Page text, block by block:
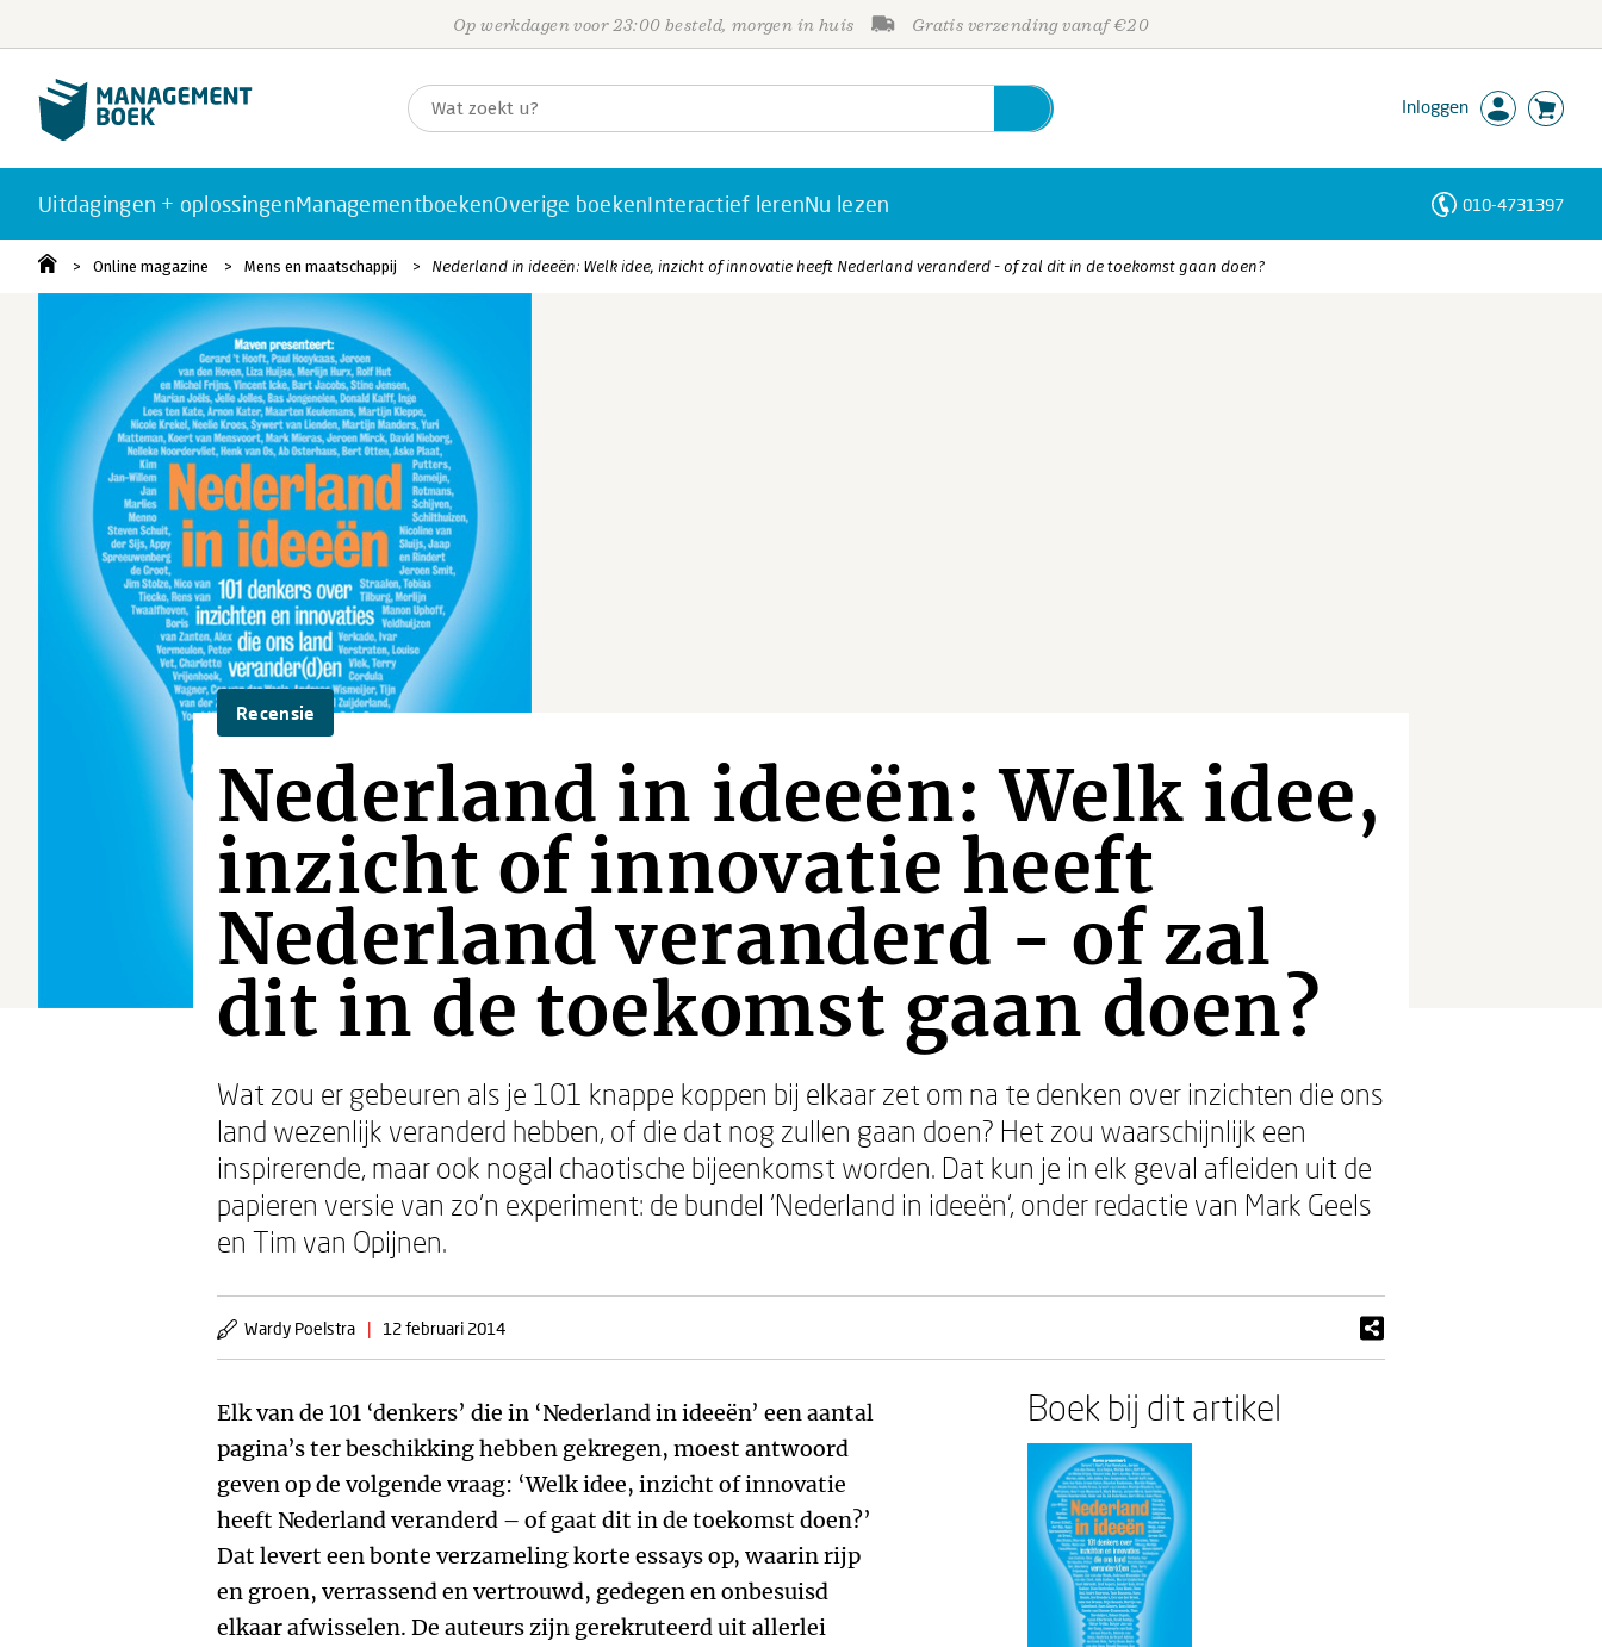
Op werkdagen voor 23:00 besteld, morgen in huis Gratis verzending vanaf €20
Inloggen
Uitdagingen + oplossingenManagementboekenOverige boekenInteractief lerenNu lezen 010-4731397
Online magazine Mens en maatschappij Nederland in ideeën: Welk idee, inzicht of innovatie heeft Nederland veranderd - of zal dit in de toekomst gaan doen?
Recensie
Nederland in ideeën: Welk idee,
inzicht of innovatie heeft
Nederland veranderd - of zal
dit in de toekomst gaan doen?
Wat zou er gebeuren als je 101 knappe koppen bij elkaar zet om na te denken over inzichten die ons
land wezenlijk veranderd hebben, of die dat nog zullen gaan doen? Het zou waarschijnlijk een
inspirerende, maar ook nogal chaotische bijeenkomst worden. Dat kun je in elk geval afleiden uit de
papieren versie van zo’n experiment: de bundel ‘Nederland in ideeën’, onder redactie van Mark Geels
en Tim van Opijnen.
Wardy Poelstra | 12 februari 2014
Elk van de 101 ‘denkers’ die in ‘Nederland in ideeën’ een aantal
pagina’s ter beschikking hebben gekregen, moest antwoord
geven op de volgende vraag: ‘Welk idee, inzicht of innovatie
heeft Nederland veranderd – of gaat dit in de toekomst doen?’
Dat levert een bonte verzameling korte essays op, waarin rijp
en groen, verrassend en vertrouwd, gedegen en onbesuisd
elkaar afwisselen. De auteurs zijn gerekruteerd uit allerlei
Boek bij dit artikel
Personen